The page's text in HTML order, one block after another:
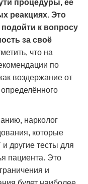
процедуры, её
реакциях. Это
к вопросу
за своё
что на
по
воздержание от
нарколог
которые
другие тесты для
пациента. Это
и